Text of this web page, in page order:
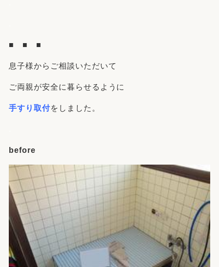
■ ■ ■
息子様からご相談いただいて
ご両親が安全に暮らせるように
手すり取付をしました。
before